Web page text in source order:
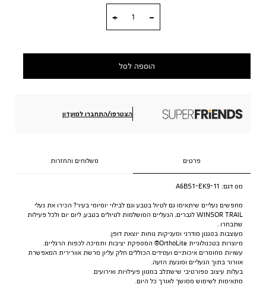
הוספה לסל
הצטרפו/התחברו למועדון
פרטים משלוחים והחזרות
מס דגם: A6BS1-EK9-11
מחפשים נעליים שיתאימו גם לטיול בטבע וגם לבילוי יומיומי בעיר? הכירו את נעלי
WINSOR TRAIL לגברים, הנעליים המושלמות לטיולים בטבע, ליום יום ולכל פעילות
שתבחרו .
מעוצבות בסגנון מודרני ומעניקות נוחות יוצאת דופן.
מיוצרות בטכנולוגיית OrthoLite® המספקת יציבות ותמיכה לכפות הרגליים.
עשויות מחומרים איכותיים ועמידים הכוללים חלק עליון מרשת אוורירית המאפשרת
אוורור בתוך הנעליים ומונעת הזעה.
בעלות עיצוב ספורטיבי שישתלב במגוון פעילויות ואירועים.
מתאימות לשימוש ממושך לאורך כל היום.